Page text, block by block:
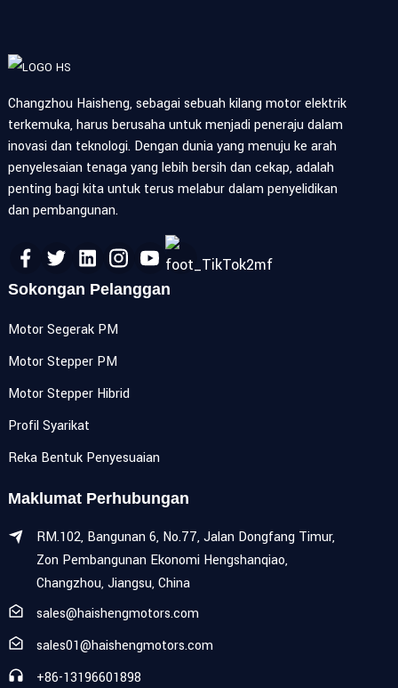
Changzhou Haisheng, sebagai sebuah kilang motor elektrik
terkemuka, harus berusaha untuk menjadi peneraju dalam
inovasi dan teknologi. Dengan dunia yang menuju ke arah
penyelesaian tenaga yang lebih bersih dan cekap, adalah
penting bagi kita untuk terus melabur dalam penyelidikan
dan pembangunan.
Sokongan Pelanggan
Motor Segerak PM
Motor Stepper PM
Motor Stepper Hibrid
Profil Syarikat
Reka Bentuk Penyesuaian
Maklumat Perhubungan
RM.102, Bangunan 6, No.77, Jalan Dongfang Timur,
Zon Pembangunan Ekonomi Hengshanqiao,
Changzhou, Jiangsu, China
sales@haishengmotors.com
sales01@haishengmotors.com
+86-13196601898